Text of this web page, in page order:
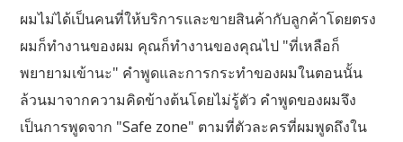
ผมไม่ได้เป็นคนที่ให้บริการและขายสินค้ากับลูกค้าโดยตรง
ผมก็ทำงานของผม คุณก็ทำงานของคุณไป "ที่เหลือก็
พยายามเข้านะ" คำพูดและการกระทำของผมในตอนนั้น
ล้วนมาจากความคิดข้างต้นโดยไม่รู้ตัว คำพูดของผมจึง
เป็นการพูดจาก "Safe zone" ตามที่ตัวละครที่ผมพูดถึงใน